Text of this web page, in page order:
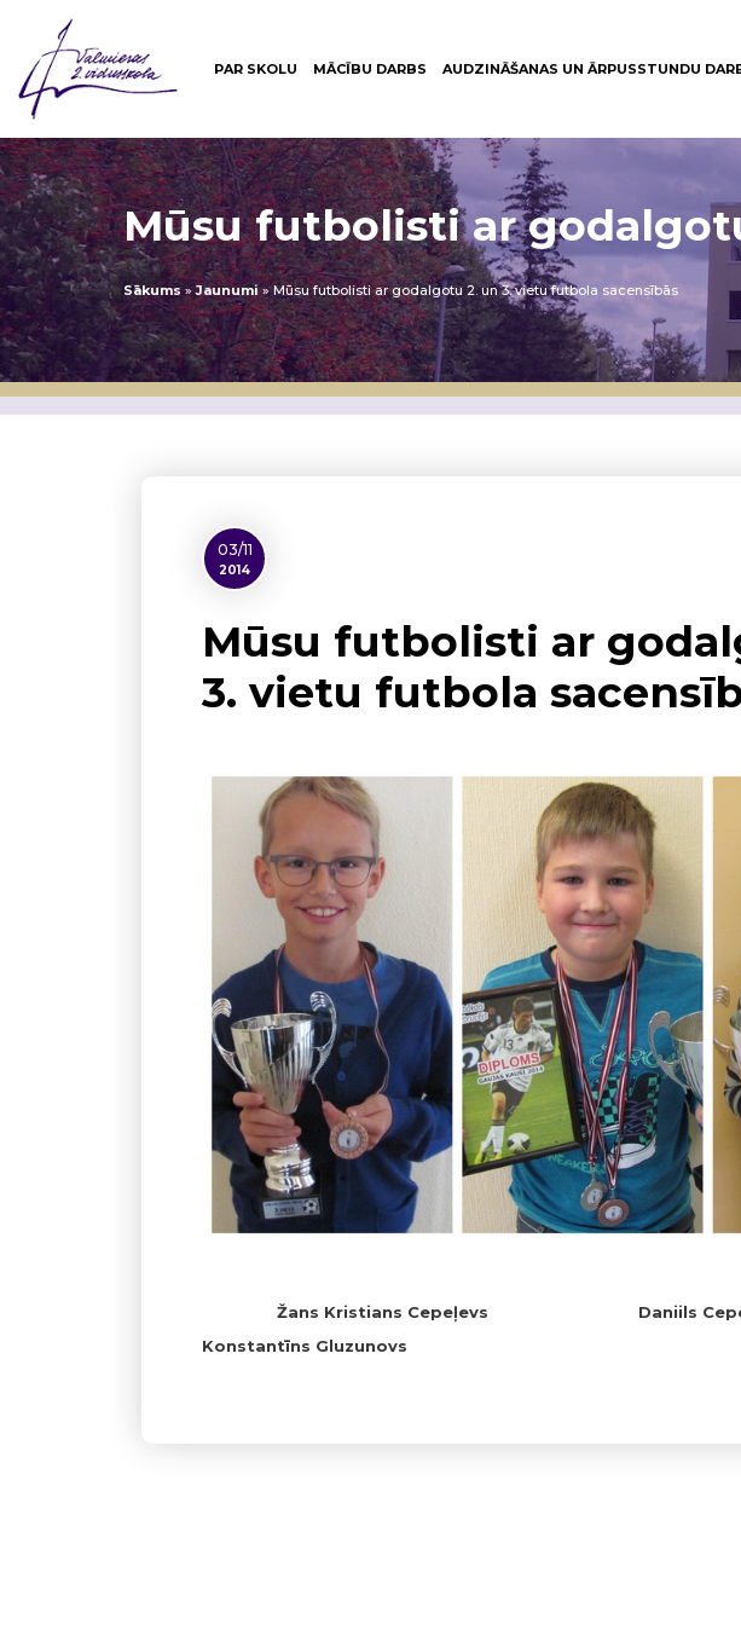
PAR SKOLU MĀCĪBU DARBS AUDZINĀŠANAS UN ĀRPUSSTUNDU
Mūsu futbolisti ar
Sākums»Jaunumi»Mūsu futbolisti ar godalgotu 2. un 3. vietu futbola sacensībās
03/11
2014
Mūsu futbolisti ar
3. vietu futbola
Žans Kristians Cepeļevs
Konstantīns Gluzunovs